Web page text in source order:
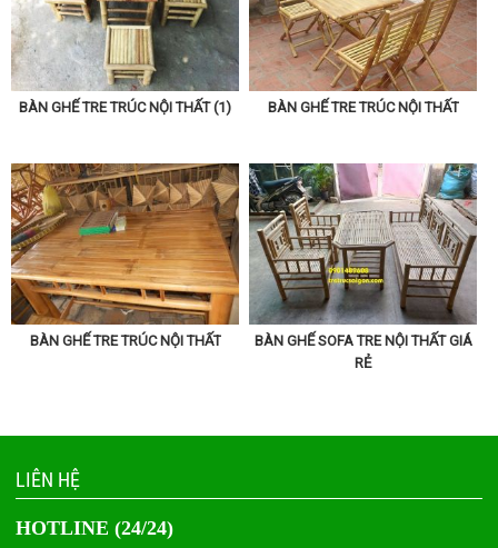
BÀN GHẾ TRE TRÚC NỘI THẤT (1) BÀN GHẾ TRE TRÚC NỘI THẤT
BÀN GHẾ TRE TRÚC NỘI THẤT
BÀN GHẾ SOFA TRE NỘI THẤT GIÁ
RẺ
LIÊN HỆ
HOTLINE (24/24)